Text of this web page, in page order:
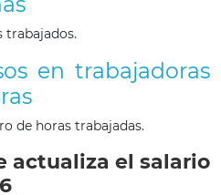
trabajados.
en trabajadoras
de horas trabajadas.
actualiza el salario